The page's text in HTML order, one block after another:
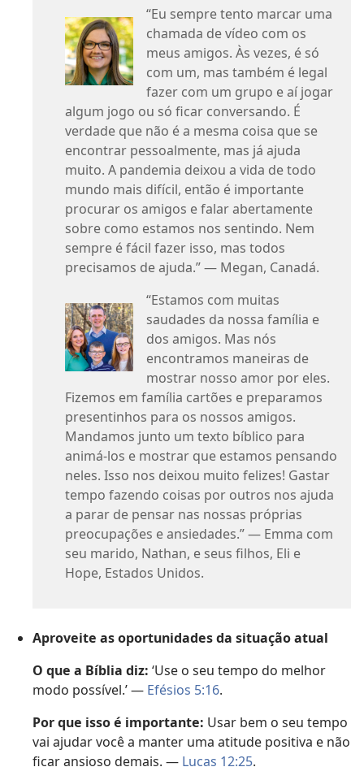
“Eu sempre tento marcar uma
chamada de vídeo com os
meus amigos. Às vezes, é só
com um, mas também é legal
fazer com um grupo e aí jogar
algum jogo ou só ficar conversando. É
verdade que não é a mesma coisa que se
encontrar pessoalmente, mas já ajuda
muito. A pandemia deixou a vida de todo
mundo mais difícil, então é importante
procurar os amigos e falar abertamente
sobre como estamos nos sentindo. Nem
sempre é fácil fazer isso, mas todos
precisamos de ajuda.” — Megan, Canadá.
“Estamos com muitas
saudades da nossa família e
dos amigos. Mas nós
encontramos maneiras de
mostrar nosso amor por eles.
Fizemos em família cartões e preparamos
presentinhos para os nossos amigos.
Mandamos junto um texto bíblico para
animá-los e mostrar que estamos pensando
neles. Isso nos deixou muito felizes! Gastar
tempo fazendo coisas por outros nos ajuda
a parar de pensar nas nossas próprias
preocupações e ansiedades.” — Emma com
seu marido, Nathan, e seus filhos, Eli e
Hope, Estados Unidos.
Aproveite as oportunidades da situação atual
O que a Bíblia diz: ‘Use o seu tempo do melhor
modo possível.’ — Efésios 5:16.
Por que isso é importante: Usar bem o seu tempo
vai ajudar você a manter uma atitude positiva e não
ficar ansioso demais. — Lucas 12:25.